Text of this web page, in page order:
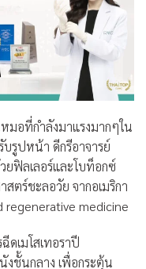
มอที่กำลังมาแรงมากๆใน
รูปหน้า ดีกรีอาจารย์
ฟิลเลอร์และโบท็อกซ์
ตร์ชะลอวัย จากอเมริกา
regenerative medicine
ดเมโสเทอราปี
งชั้นกลาง เพื่อกระตุ้น